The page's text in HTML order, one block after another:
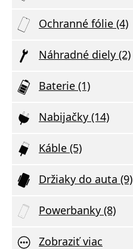
Ochranné fólie (4)
Náhradné diely (2)
Baterie (1)
Nabijačky (14)
Káble (5)
Držiaky do auta (9)
Powerbanky (8)
Zobraziť viac